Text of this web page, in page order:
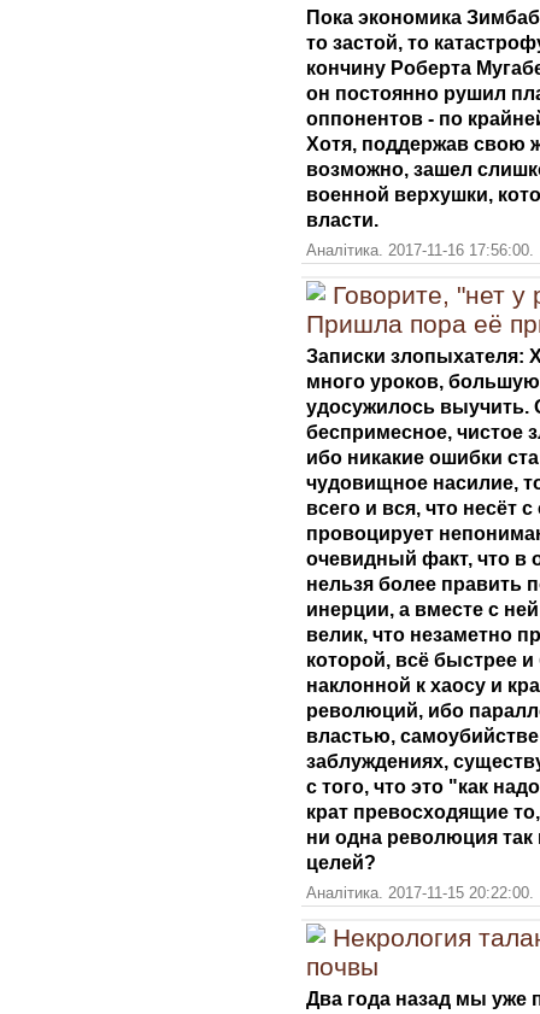
Пока экономика
то застой, то
кончину Роберта
он постоянно рушил
оппонентов - по
Хотя, поддержав свою
возможно, зашел
военной верхушки,
власти.
Аналітика. 2017-11-16
Говорите, "нет
Пришла пора её
Записки злопыхателя:
много уроков, большую
удосужилось выучить.
беспримесное, чистое
ибо никакие ошибки
чудовищное насилие,
всего и вся, что несёт
провоцирует
очевидный факт, что в
нельзя более править
инерции, а вместе с
велик, что незаметно
которой, всё быстрее
наклонной к хаосу и
революций, ибо
властью,
заблуждениях,
с того, что это "как
крат превосходящие
ни одна революция
целей?
Аналітика. 2017-11-15
Некрология
почвы
Два года назад мы уже